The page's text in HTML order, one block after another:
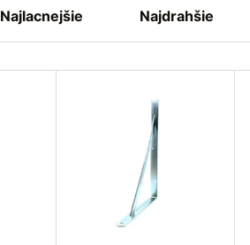
Najlacnejšie Najdrahšie